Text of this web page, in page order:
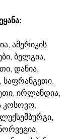
ამერიკის
ბელგია,
დანია,
საფრანგეთი,
ირლანდია,
კოსოვო,